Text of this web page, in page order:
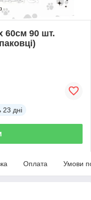
60см 90 шт.
23 дні
Оплата Умови